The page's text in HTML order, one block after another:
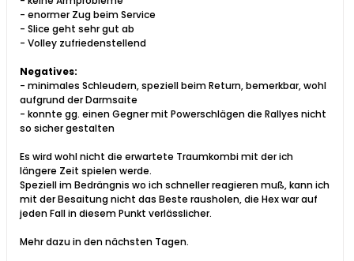
- enormer Zug beim Service
- Slice geht sehr gut ab
- Volley zufriedenstellend
Negatives:
- minimales Schleudern, speziell beim Return, bemerkbar, wohl
aufgrund der Darmsaite
- konnte gg. einen Gegner mit Powerschlägen die Rallyes nicht
so sicher gestalten
Es wird wohl nicht die erwartete Traumkombi mit der ich
längere Zeit spielen werde.
Speziell im Bedrängnis wo ich schneller reagieren muß, kann ich
mit der Besaitung nicht das Beste rausholen, die Hex war auf
jeden Fall in diesem Punkt verlässlicher.
Mehr dazu in den nächsten Tagen.